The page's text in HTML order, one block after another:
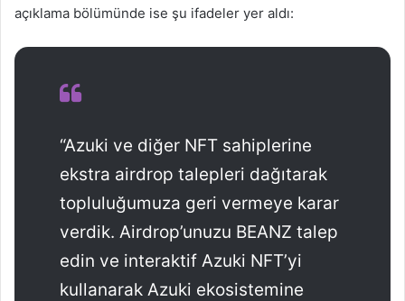
açıklama bölümünde ise şu ifadeler yer aldı:
“Azuki ve diğer NFT sahiplerine
ekstra airdrop talepleri dağıtarak
topluluğumuza geri vermeye karar
verdik. Airdrop’unuzu BEANZ talep
edin ve interaktif Azuki NFT’yi
kullanarak Azuki ekosistemine